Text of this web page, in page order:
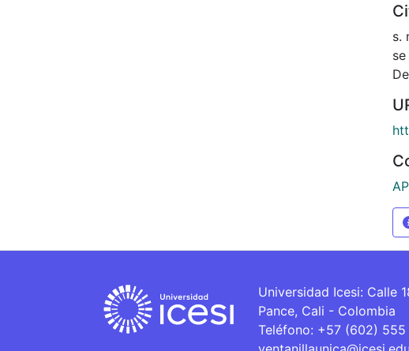
s.
Universidad Icesi: Calle
Pance, Cali - Colombia
Teléfono: +57 (602)